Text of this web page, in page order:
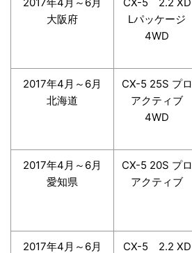
2017年4月～6月
大阪府
CX-5 2.2 XD
Lパッケージ
4WD
2017年4月～6月
北海道
CX-5 25S プロ
アクティブ
4WD
2017年4月～6月
愛知県
CX-5 20S プロ
アクティブ
2017年4月～6月
CX-5 2.2 XD